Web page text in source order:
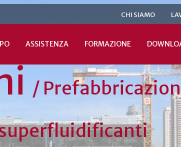
CHI SIAMO
ASSISTENZA FORMAZIONE
/